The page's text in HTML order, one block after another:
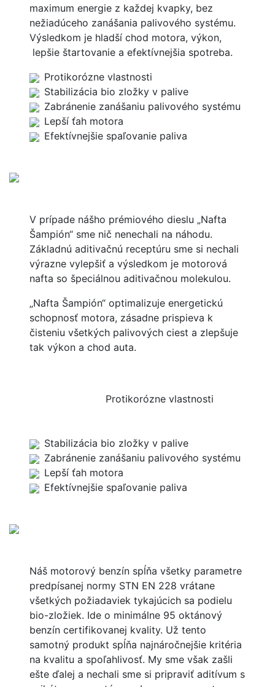
maximum energie z každej kvapky, bez
nežiadúceho zanášania palivového systému.
Výsledkom je hladší chod motora, výkon,
lepšie štartovanie a efektívnejšia spotreba.
Protikorózne vlastnosti
Stabilizácia bio zložky v palive
Zabránenie zanášaniu palivového systému
Lepší ťah motora
Efektívnejšie spaľovanie paliva
V prípade nášho prémiového dieslu „Nafta
Šampión“ sme nič nenechali na náhodu.
Základnú aditivačnú receptúru sme si nechali
výrazne vylepšiť a výsledkom je motorová
nafta so špeciálnou aditivačnou molekulou.
„Nafta Šampión“ optimalizuje energetickú
schopnosť motora, zásadne prispieva k
čisteniu všetkých palivových ciest a zlepšuje
tak výkon a chod auta.
Protikorózne vlastnosti
Stabilizácia bio zložky v palive
Zabránenie zanášaniu palivového systému
Lepší ťah motora
Efektívnejšie spaľovanie paliva
Náš motorový benzín spĺňa všetky parametre
predpísanej normy STN EN 228 vrátane
všetkých požiadaviek tykajúcich sa podielu
bio-zložiek. Ide o minimálne 95 oktánový
benzín certifikovanej kvality. Už tento
samotný produkt spĺňa najnáročnejšie kritéria
na kvalitu a spoľahlivosť. My sme však zašli
ešte ďalej a nechali sme si pripraviť aditívum s